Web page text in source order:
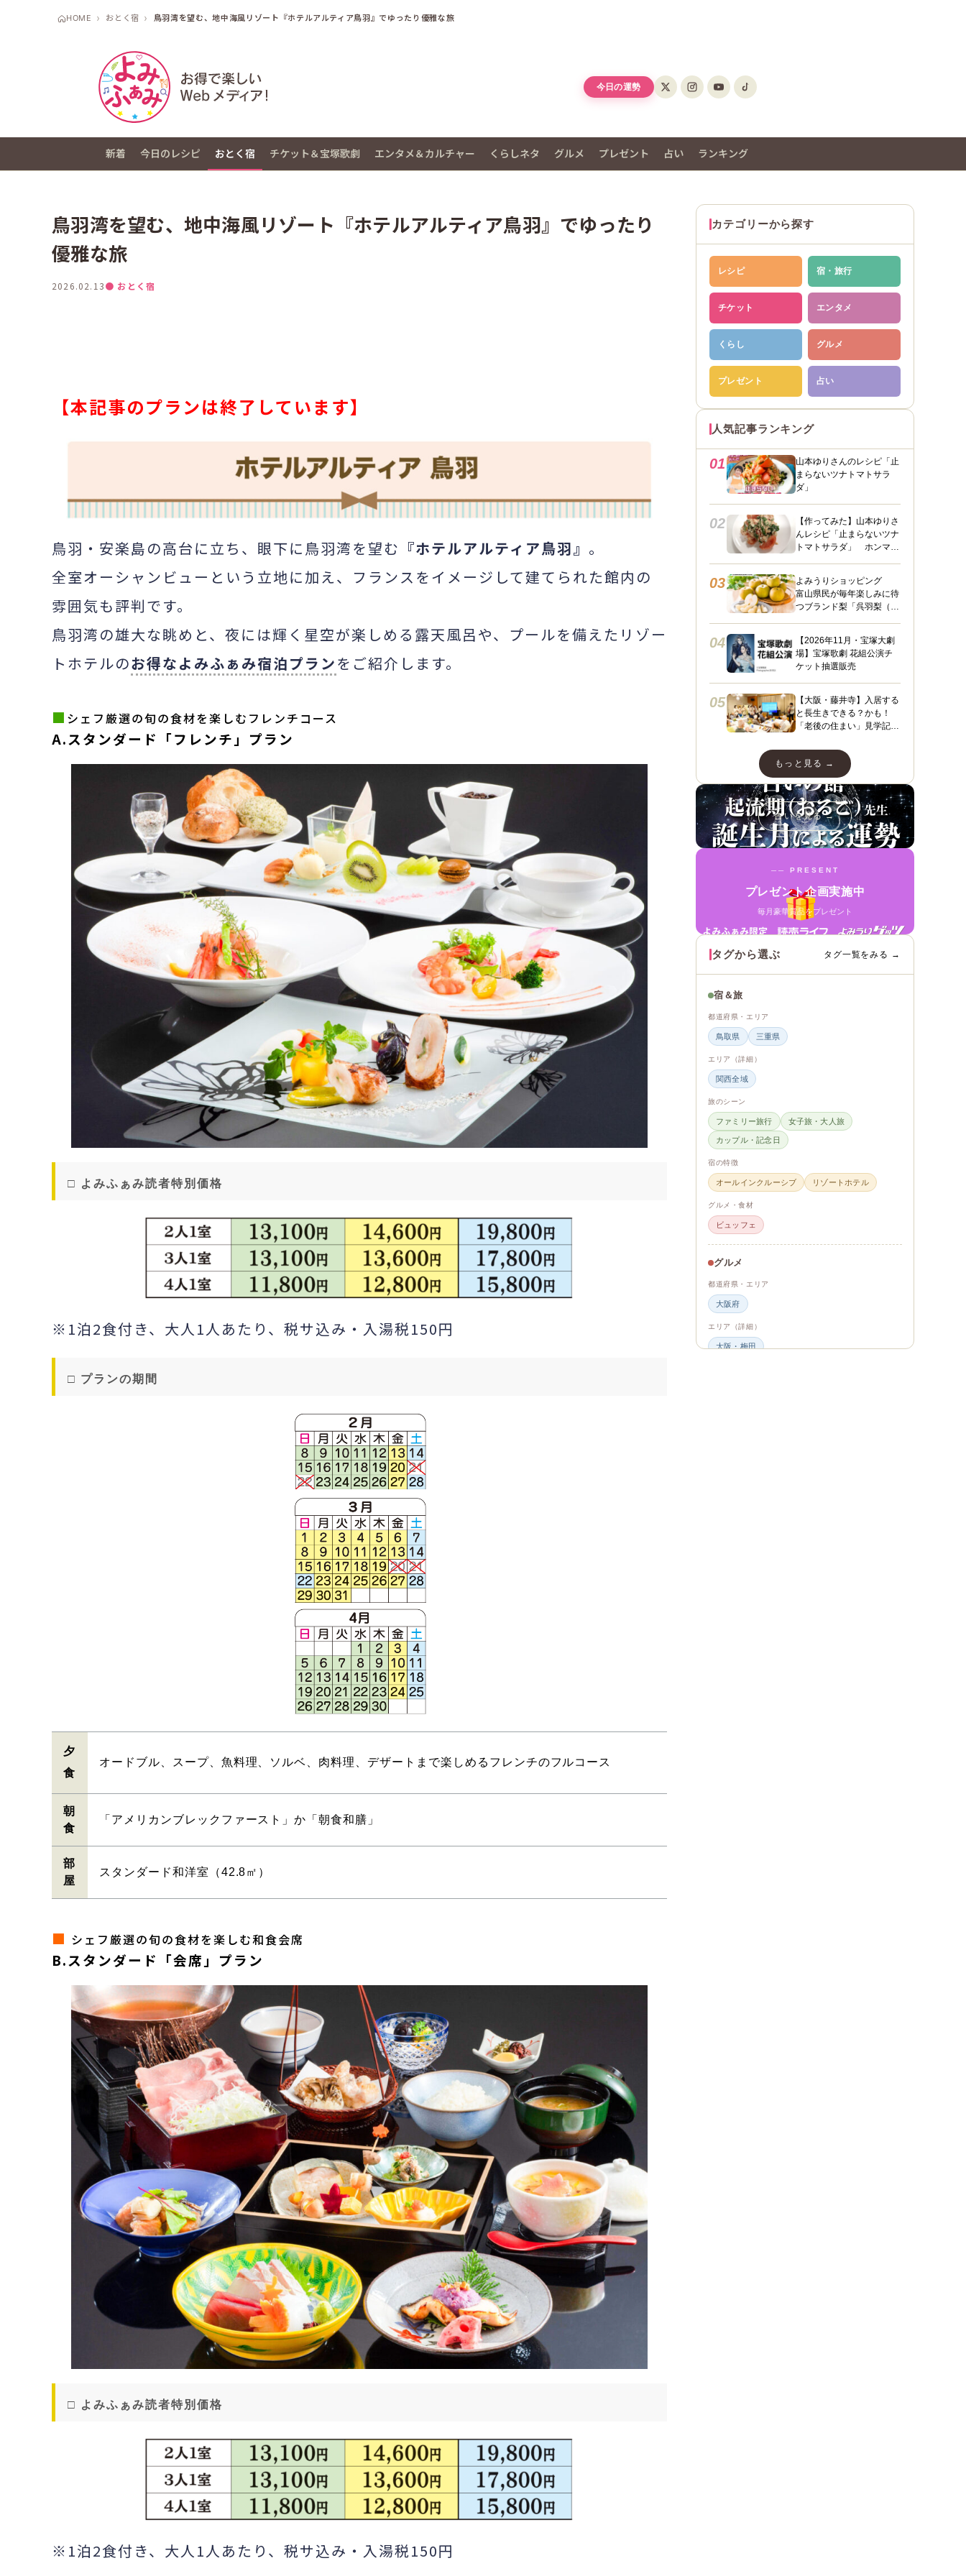
HOME おとく宿 鳥羽湾を望む、地中海風リゾート『ホテルアルティア鳥羽』でゆったり優雅な旅
今日の運勢
新着 今日のレシピ おとく宿 チケット＆宝塚歌劇 エンタメ＆カルチャー くらしネタ グルメ プレゼント 占い ランキング
鳥羽湾を望む、地中海風リゾート『ホテルアルティア鳥羽』でゆったり
優雅な旅
2026.02.13● おとく宿
【本記事のプランは終了しています】
鳥羽・安楽島の高台に立ち、眼下に鳥羽湾を望む 『ホテルアルティア鳥羽』 。
全室オーシャンビューという立地に加え、フランスをイメージして建てられた館内の
雰囲気も評判です。
鳥羽湾の雄大な眺めと、夜には輝く星空が楽しめる露天風呂や、プールを備えたリゾー
トホテルのお得なよみふぁみ宿泊プランをご紹介します。
■ シェフ厳選の旬の食材を楽しむフレンチコース
A.スタンダード「フレンチ」プラン
□ よみふぁみ読者特別価格
※1泊2食付き、大人1人あたり、税サ込み・入湯税150円
□ プランの期間
夕
食
オードブル、スープ、魚料理、ソルベ、肉料理、デザートまで楽しめるフレンチのフルコース
朝
食
「アメリカンブレックファースト」か「朝食和膳」
部
屋
スタンダード和洋室（42.8㎡）
■ シェフ厳選の旬の食材を楽しむ和食会席
B.スタンダード「会席」プラン
□ よみふぁみ読者特別価格
※1泊2食付き、大人1人あたり、税サ込み・入湯税150円
カテゴリーから探す
レシピ 宿・旅行
チケット エンタメ
くらし グルメ
プレゼント 占い
人気記事ランキング
01
山本ゆりさんのレシピ「止
まらないツナトマトサラ
ダ」
02
【作ってみた】山本ゆりさ
んレシピ「止まらないツナ
トマトサラダ」 ホンマに
03
よみうりショッピング
富山県民が毎年楽しみに待
つブランド梨「呉羽梨（幸
04
【2026年11月・宝塚大劇
場】宝塚歌劇 花組公演チ
ケット抽選販売
05
【大阪・藤井寺】入居する
と長生きできる？かも！
「老後の住まい」見学記
山
もっと見る →
占いを見る →
── PRESENT
プレゼント企画実施中
毎月豪華賞品をプレゼント
タグから選ぶ タグ一覧をみる →
宿＆旅
都道府県・エリア
鳥取県 三重県
エリア（詳細）
関西全域
旅のシーン
ファミリー旅行 女子旅・大人旅
カップル・記念日
宿の特徴
オールインクルーシブ リゾートホテル
グルメ・食材
ビュッフェ
グルメ
都道府県・エリア
大阪府
エリア（詳細）
大阪・梅田